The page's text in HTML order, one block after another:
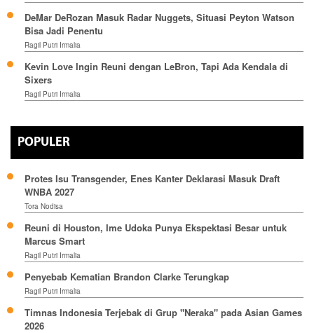
DeMar DeRozan Masuk Radar Nuggets, Situasi Peyton Watson
Bisa Jadi Penentu
Ragil Putri Irmalia
Kevin Love Ingin Reuni dengan LeBron, Tapi Ada Kendala di
Sixers
Ragil Putri Irmalia
POPULER
Protes Isu Transgender, Enes Kanter Deklarasi Masuk Draft
WNBA 2027
Tora Nodisa
Reuni di Houston, Ime Udoka Punya Ekspektasi Besar untuk
Marcus Smart
Ragil Putri Irmalia
Penyebab Kematian Brandon Clarke Terungkap
Ragil Putri Irmalia
Timnas Indonesia Terjebak di Grup "Neraka" pada Asian Games
2026